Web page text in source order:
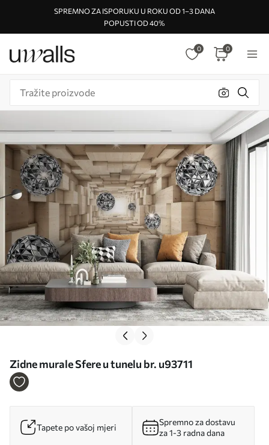
SPREMNO ZA ISPORUKU U ROKU OD 1–3 DANA
POPUSTI OD 40%
0 0
Zidne murale Sfere u tunelu br. u93711
Tapete po vašoj mjeri
Spremno za dostavu
za 1-3 radna dana